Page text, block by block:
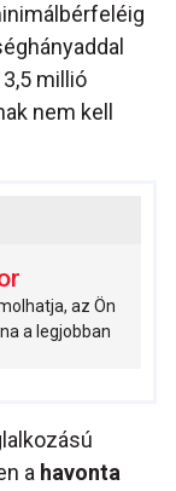
millió
nem kell
az Ön
a legjobban
a havonta